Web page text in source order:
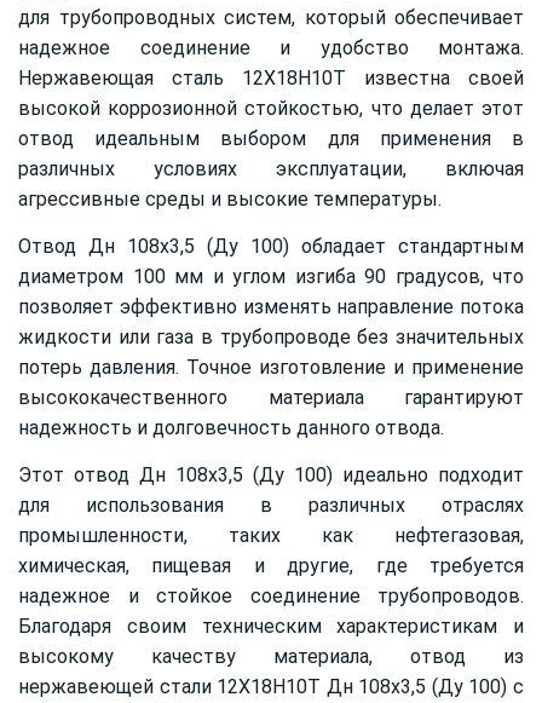
для трубопроводных систем, который обеспечивает
надежное соединение и удобство монтажа.
Нержавеющая сталь 12Х18Н10Т известна своей
высокой коррозионной стойкостью, что делает этот
отвод идеальным выбором для применения в
различных условиях эксплуатации, включая
агрессивные среды и высокие температуры.
Отвод Дн 108х3,5 (Ду 100) обладает стандартным
диаметром 100 мм и углом изгиба 90 градусов, что
позволяет эффективно изменять направление потока
жидкости или газа в трубопроводе без значительных
потерь давления. Точное изготовление и применение
высококачественного материала гарантируют
надежность и долговечность данного отвода.
Этот отвод Дн 108х3,5 (Ду 100) идеально подходит
для использования в различных отраслях
промышленности, таких как нефтегазовая,
химическая, пищевая и другие, где требуется
надежное и стойкое соединение трубопроводов.
Благодаря своим техническим характеристикам и
высокому качеству материала, отвод из
нержавеющей стали 12Х18Н10Т Дн 108х3,5 (Ду 100) с